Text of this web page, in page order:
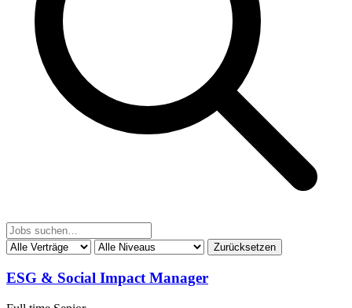
Zurücksetzen
ESG & Social Impact Manager